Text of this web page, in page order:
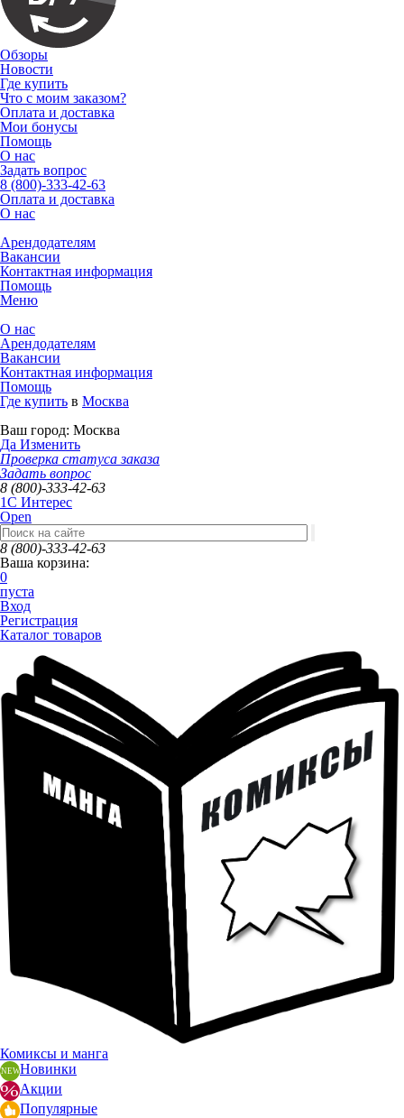
Обзоры
Новости
Где купить
Что с моим заказом?
Оплата и доставка
Мои бонусы
Помощь
О нас
Задать вопрос
8 (800)-333-42-63
Оплата и доставка
О нас
Арендодателям
Вакансии
Контактная информация
Помощь
Меню
О нас
Арендодателям
Вакансии
Контактная информация
Помощь
Где купить в Москва
Ваш город: Москва
Да Изменить
Проверка статуса заказа
Задать вопрос
8 (800)-333-42-63
1C Интерес
Open
8 (800)-333-42-63
Ваша корзина:
0
пуста
Вход
Регистрация
Каталог товаров
Комиксы и манга
Новинки
Акции
Популярные